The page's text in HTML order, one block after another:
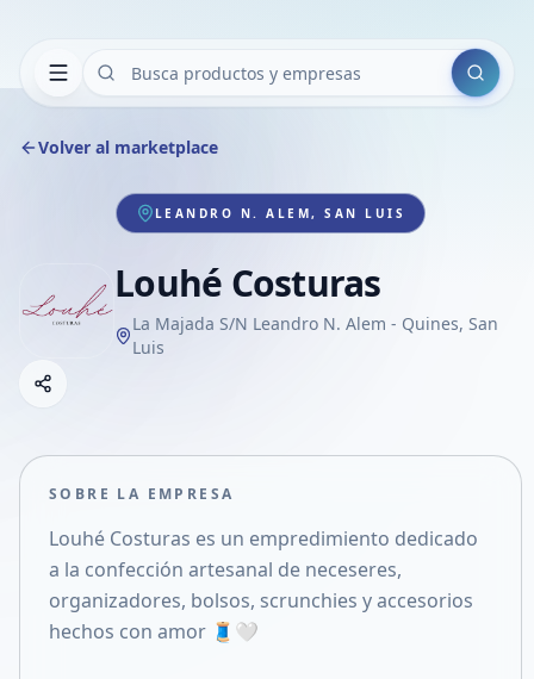
Buscar
Volver al marketplace
LEANDRO N. ALEM, SAN LUIS
Louhé Costuras
La Majada S/N Leandro N. Alem - Quines, San
Luis
Compartir empresa
Compartir en X
SOBRE LA EMPRESA
Louhé Costuras es un empredimiento dedicado
a la confección artesanal de neceseres,
organizadores, bolsos, scrunchies y accesorios
hechos con amor 🧵🤍